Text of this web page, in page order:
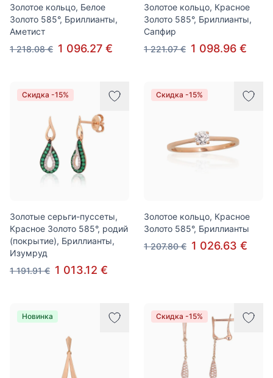
Золотое кольцо, Белое
Золото 585°, Бриллианты,
Аметист
1 218.08 € 1 096.27 €
Золотое кольцо, Красное
Золото 585°, Бриллианты,
Сапфир
1 221.07 € 1 098.96 €
Скидка -15%
Золотые серьги-пуссеты,
Красное Золото 585°, родий
(покрытие), Бриллианты,
Изумруд
1 191.91 € 1 013.12 €
Скидка -15%
Золотое кольцо, Красное
Золото 585°, Бриллианты
1 207.80 € 1 026.63 €
Новинка Скидка -15%